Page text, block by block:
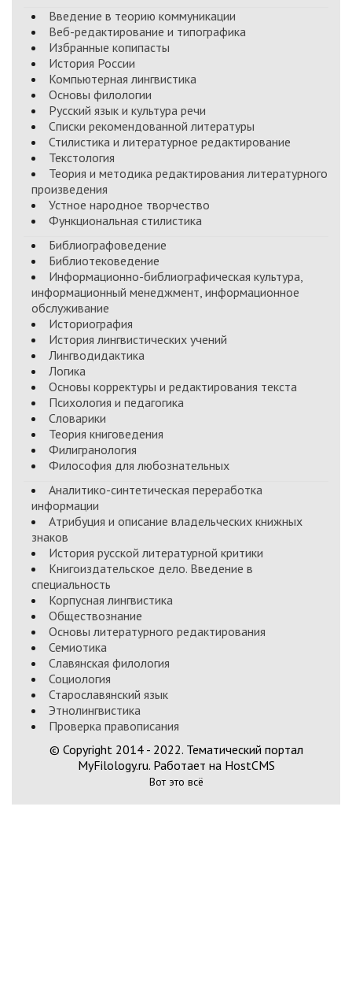
Введение в теорию коммуникации
Веб-редактирование и типографика
Избранные копипасты
История России
Компьютерная лингвистика
Основы филологии
Русский язык и культура речи
Списки рекомендованной литературы
Стилистика и литературное редактирование
Текстология
Теория и методика редактирования литературного
произведения
Устное народное творчество
Функциональная стилистика
Библиографоведение
Библиотековедение
Информационно-библиографическая культура,
информационный менеджмент, информационное
обслуживание
Историография
История лингвистических учений
Лингводидактика
Логика
Основы корректуры и редактирования текста
Психология и педагогика
Словарики
Теория книговедения
Филигранология
Философия для любознательных
Аналитико-синтетическая переработка
информации
Атрибуция и описание владельческих книжных
знаков
История русской литературной критики
Книгоиздательское дело. Введение в
специальность
Корпусная лингвистика
Обществознание
Основы литературного редактирования
Семиотика
Славянская филология
Социология
Старославянский язык
Этнолингвистика
Проверка правописания
© Copyright 2014 - 2022. Тематический портал
MyFilology.ru. Работает на HostCMS
Вот это всё